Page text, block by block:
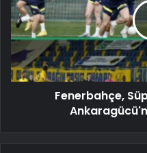
Fenerbahçe,